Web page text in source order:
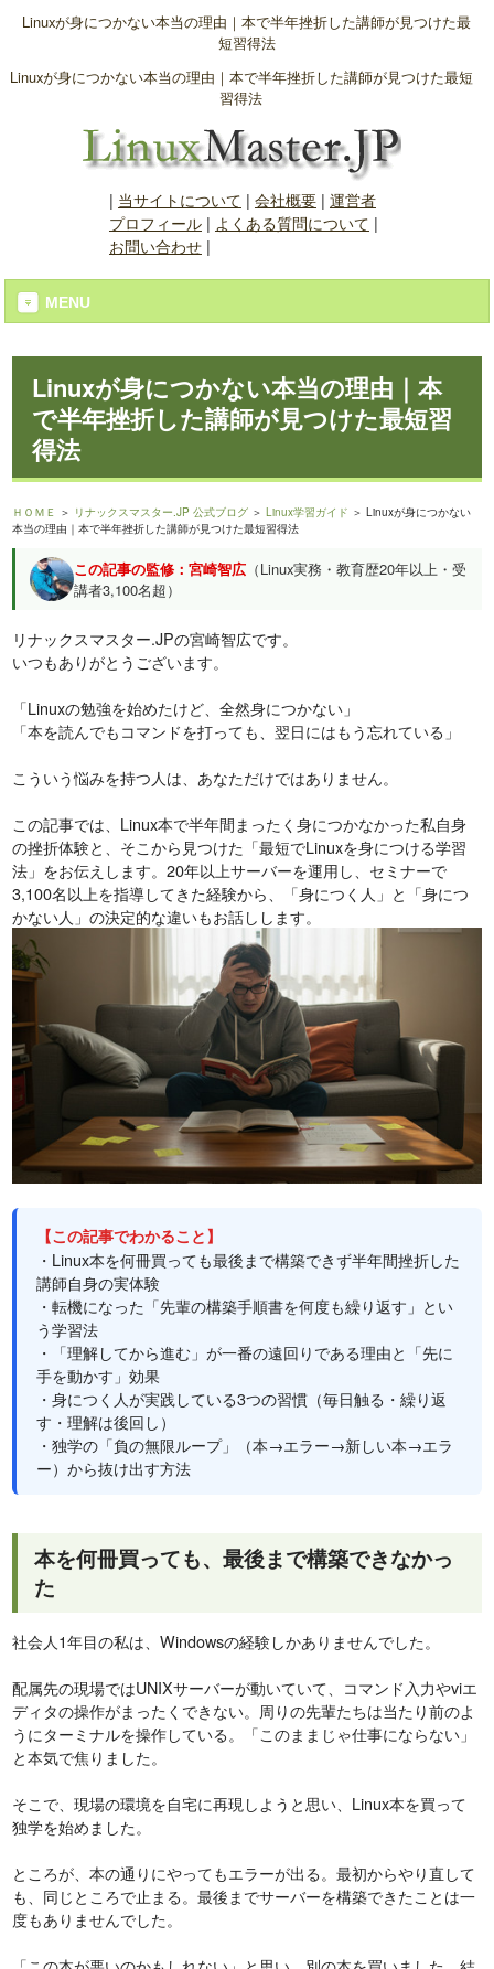
Linuxが身につかない本当の理由｜本で半年挫折した講師が見つけた最
短習得法
Linuxが身につかない本当の理由｜本で半年挫折した講師が見つけた最短
習得法
| 当サイトについて | 会社概要| 運営者
プロフィール| よくある質問について |
お問い合わせ|
MENU
Linuxが身につかない本当の理由｜本
で半年挫折した講師が見つけた最短習
得法
ＨＯＭＥ ＞ リナックスマスター.JP 公式ブログ ＞Linux学習ガイド ＞ Linuxが身につかない
本当の理由｜本で半年挫折した講師が見つけた最短習得法
この記事の監修：宮崎智広 （Linux実務・教育歴20年以上・受
講者3,100名超）
リナックスマスター.JPの宮崎智広です。
いつもありがとうございます。
「Linuxの勉強を始めたけど、全然身につかない」
「本を読んでもコマンドを打っても、翌日にはもう忘れている」
こういう悩みを持つ人は、あなただけではありません。
この記事では、Linux本で半年間まったく身につかなかった私自身
の挫折体験と、そこから見つけた「最短でLinuxを身につける学習
法」をお伝えします。20年以上サーバーを運用し、セミナーで
3,100名以上を指導してきた経験から、「身につく人」と「身につ
かない人」の決定的な違いもお話しします。
【この記事でわかること】
・Linux本を何冊買っても最後まで構築できず半年間挫折した
講師自身の実体験
・転機になった「先輩の構築手順書を何度も繰り返す」とい
う学習法
・「理解してから進む」が一番の遠回りである理由と「先に
手を動かす」効果
・身につく人が実践している3つの習慣（毎日触る・繰り返
す・理解は後回し）
・独学の「負の無限ループ」（本→エラー→新しい本→エラ
ー）から抜け出す方法
本を何冊買っても、最後まで構築できなかっ
た
社会人1年目の私は、Windowsの経験しかありませんでした。
配属先の現場ではUNIXサーバーが動いていて、コマンド入力やviエ
ディタの操作がまったくできない。周りの先輩たちは当たり前のよ
うにターミナルを操作している。「このままじゃ仕事にならない」
と本気で焦りました。
そこで、現場の環境を自宅に再現しようと思い、Linux本を買って
独学を始めました。
ところが、本の通りにやってもエラーが出る。最初からやり直して
も、同じところで止まる。最後までサーバーを構築できたことは一
度もありませんでした。